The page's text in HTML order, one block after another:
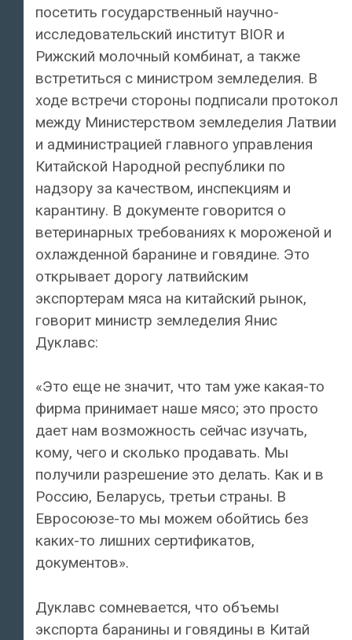
посетить государственный научно-
исследовательский институт BIOR и
Рижский молочный комбинат, а также
встретиться с министром земледелия. В
ходе встречи стороны подписали протокол
между Министерством земледелия Латвии
и администрацией главного управления
Китайской Народной республики по
надзору за качеством, инспекциям и
карантину. В документе говорится о
ветеринарных требованиях к мороженой и
охлажденной баранине и говядине. Это
открывает дорогу латвийским
экспортерам мяса на китайский рынок,
говорит министр земледелия Янис
Дуклавс:
«Это еще не значит, что там уже какая-то
фирма принимает наше мясо; это просто
дает нам возможность сейчас изучать,
кому, чего и сколько продавать. Мы
получили разрешение это делать. Как и в
Россию, Беларусь, третьи страны. В
Евросоюзе-то мы можем обойтись без
каких-то лишних сертификатов,
документов».
Дуклавс сомневается, что объемы
экспорта баранины и говядины в Китай